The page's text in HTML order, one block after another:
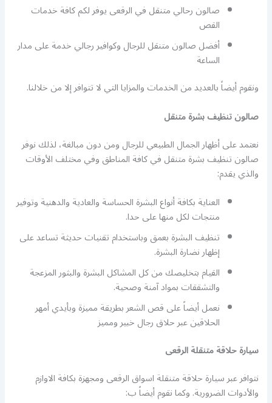
صالون رحالي متنقل في الرقعى يوفر لكم كافة خدمات
القص
أفضل صالون متنقل للرجال وكوافير رجالي خدمة على مدار
الساعة
ونقوم أيضاً بالعديد من الخدمات والمزايا التي لا تتوافر إلا من خلالنا.
صالون تنظيف بشرة متنقل
نعتمد على أظهار الجمال الطبيعي للرجال ومن دون مبالغة، لذلك نوفر
صالون تنظيف بشرة متنقل في كافة المناطق وفي مختلف الأوقات
والذي يقدم:
العناية بكافة أنواع البشرة الحساسة والعادية والدهنية وتوفير
منتجات لكل منها على حدا.
تنظيف البشرة بعمق وباستخدام تقنيات حديثة تساعد على
إظهار نضارة البشرة.
القيام بتخليصك من كل المشاكل البشرة والبثور المزعجة
والتشققات بمواد آمنة وصحية.
نعمل أيضاً على قص الشعر بطريقة مميزة وبأيدي أمهر
الحلاقين عبر حلاق رجال خبير ومميز
سيارة حلاقة متنقلة الرقعى
نتوافر عبر سيارة حلاقة متنقلة اسواق الرقعى ومجهزة بكافة الاوازم
والأدوات الضرورية. وكما نقوم أيضاً ب: